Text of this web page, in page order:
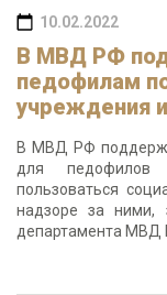
10.02.2022
В МВД РФ
педофилам
учреждения
В МВД РФ
для педофилов
пользоваться
надзоре за ними,
департамента МВД